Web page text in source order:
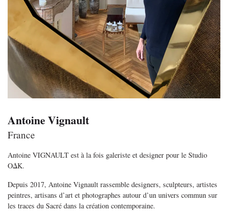
Antoine Vignault
France
Antoine VIGNAULT est à la fois galeriste et designer pour le Studio
OΔK.
Depuis 2017, Antoine Vignault rassemble designers, sculpteurs, artistes
peintres, artisans d’art et photographes autour d’un univers commun sur
les traces du Sacré dans la création contemporaine.